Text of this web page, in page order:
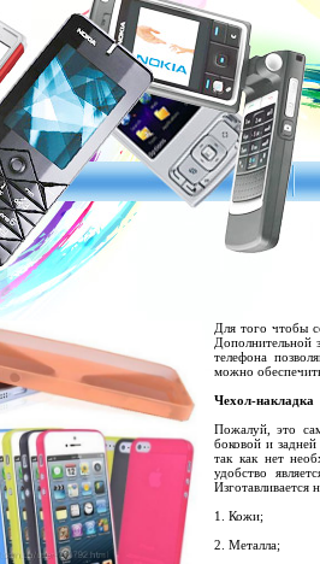
Для того чтобы
Дополнительной
телефона
можно
Чехол-накладка
Пожалуй, это
боковой и
так как нет
удобство
Изготавливается
1. Кожи;
2. Металла;